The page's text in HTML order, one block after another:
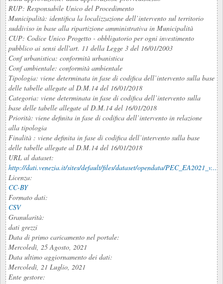
RUP: Responsabile Unico del Procedimento
Municipalità: identifica la localizzazione dell’intervento sul territorio
suddiviso in base alla ripartizione amministrativa in Municipalità
CUP: Codice Unico Progetto - obbligatorio per ogni investimento
pubblico ai sensi dell'art. 11 della Legge 3 del 16/01/2003
Conf urbanistica: conformità urbanistica
Conf ambientale: conformità ambientale
Tipologia: viene determinata in fase di codifica dell’intervento sulla base
delle tabelle allegate al D.M.14 del 16/01/2018
Categoria: viene determinata in fase di codifica dell’intervento sulla
base delle tabelle allegate al D.M.14 del 16/01/2018
Priorità: viene definita in fase di codifica dell’intervento in relazione
alla tipologia
Finalità : viene definita in fase di codifica dell’intervento sulla base
delle tabelle allegate al D.M.14 del 16/01/2018
URL al dataset:
http://dati.venezia.it/sites/default/files/dataset/opendata/PEC_EA2021_v...
Licenza:
CC-BY
Formato dati:
CSV
Granularità:
dati grezzi
Data di primo caricamento nel portale:
Mercoledì, 25 Agosto, 2021
Data ultimo aggiornamento dei dati:
Mercoledì, 21 Luglio, 2021
Ente gestore: